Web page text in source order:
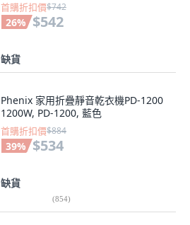
首購折扣價$742
26% $542
缺貨
Phenix 家用折疊靜音乾衣機PD-1200
1200W, PD-1200, 藍色
首購折扣價$884
39% $534
缺貨
(854)